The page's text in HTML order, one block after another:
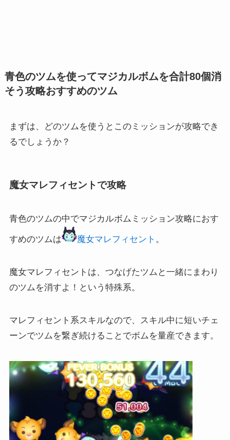
青色のツムを使ってマジカルボムを合計80個消
そう攻略おすすめのツム
まずは、どのツムを使うとこのミッションが攻略でき
るでしょうか？
魔女マレフィセントで攻略
青色のツムの中でマジカルボムミッション攻略におす
すめのツムは 魔女マレフィセント 。
魔女マレフィセントは、つなげたツムと一緒にまわり
のツムを消すよ！という特殊系。
マレフィセント系スキルなので、スキル中に短いチェ
ーンでツムを繋ぎ続けることでボムを量産できます。